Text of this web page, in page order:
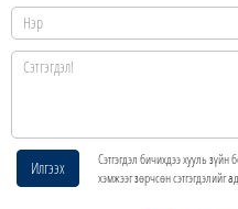
Илгээх
Сэтгэгдэл бичихдээ хууль зүйн
хэмжээг зөрчсөн сэтгэгдэлийг